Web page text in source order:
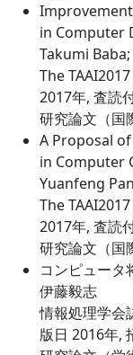
in Computer
Takumi
The
2017年, 査読
研究論文（国
A Proposal
in Computer
Yuanfeng
The
2017年, 査読
研究論文（国
コンピュータ
伊藤毅志
情報処理学会
版日 2016年,